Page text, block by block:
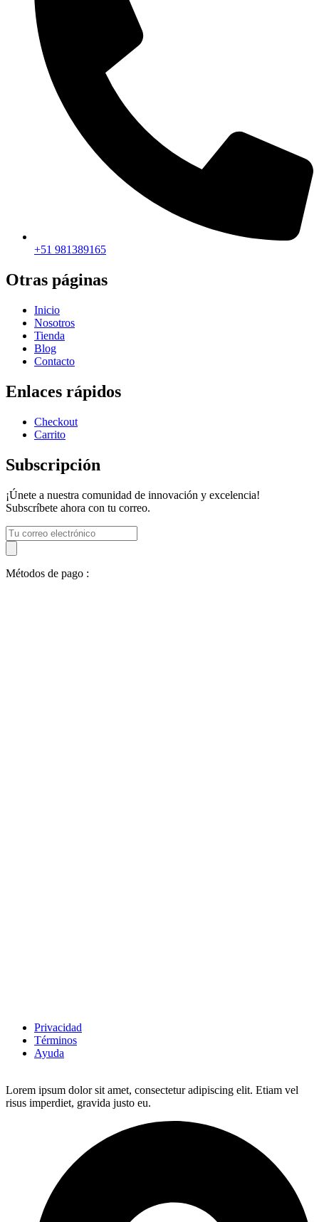
+51 981389165​
Otras páginas
Inicio
Nosotros
Tienda
Blog
Contacto
Enlaces rápidos
Checkout
Carrito
Subscripción
¡Únete a nuestra comunidad de innovación y excelencia!
Subscríbete ahora con tu correo.
Métodos de pago :
Privacidad
Términos
Ayuda
Lorem ipsum dolor sit amet, consectetur adipiscing elit. Etiam vel
risus imperdiet, gravida justo eu.